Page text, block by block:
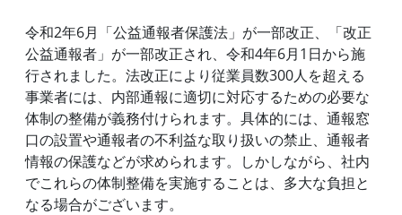
令和2年6月「公益通報者保護法」が一部改正、「改正
公益通報者」が一部改正され、令和4年6月1日から施
行されました。法改正により従業員数300人を超える
事業者には、内部通報に適切に対応するための必要な
体制の整備が義務付けられます。具体的には、通報窓
口の設置や通報者の不利益な取り扱いの禁止、通報者
情報の保護などが求められます。しかしながら、社内
でこれらの体制整備を実施することは、多大な負担と
なる場合がございます。